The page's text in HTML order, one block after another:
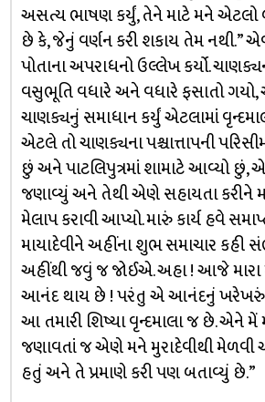
અસત્ય ભાષણ કર્યું, તેને માટે મને એટલો
છે કે, જેનું વર્ણન કરી શકાય તેમ નથી.”
પોતાના અપરાધનો ઉલ્લેખ કર્યો.
વસુભૂતિ વધારે અને વધારે ફસાતો ગયો,
ચાણક્યનું સમાધાન કર્યું એટલામાં
એટલે તો ચાણક્યના પશ્ચાત્તાપની
છું અને પાટલિપુત્રમાં શામાટે આવ્યો છું,
જણાવ્યું અને તેથી એણે સહાયતા કરીને
મેલાપ કરાવી આપ્યો. મારું કાર્ય હવે
માયાદેવીને અહીંના શુભ સમાચાર કહી
અહીંથી જવું જ જોઈએ. અહા ! આજે મારા
આનંદ થાય છે ! પરંતુ એ આનંદનું ખરેખરું
આ તમારી શિષ્યા વૃન્દમાલા જ છે. એને મેં
જણાવતાં જ એણે મને મુરાદેવીથી
હતું અને તે પ્રમાણે કરી પણ બતાવ્યું છે.”